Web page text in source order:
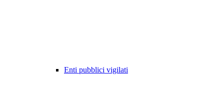
Enti pubblici vigilati